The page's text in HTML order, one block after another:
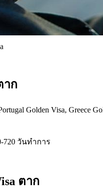
าก
Visa, Greece
720 วันทำการ
ตาก